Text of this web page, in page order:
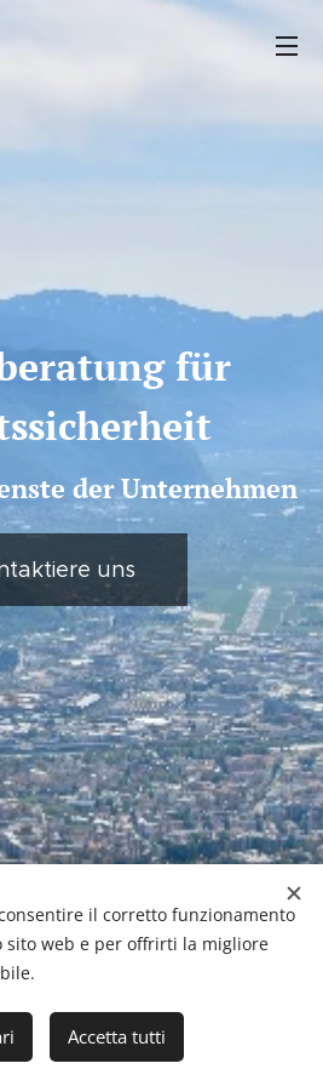
für
der Unternehmen
uns
- Siegesplatz, 3 - 39100 Bozen
Copyright © 2017-2026
Sprachen
Deutsch
il corretto funzionamento
sito web e per offrirti la migliore
Accetta tutti